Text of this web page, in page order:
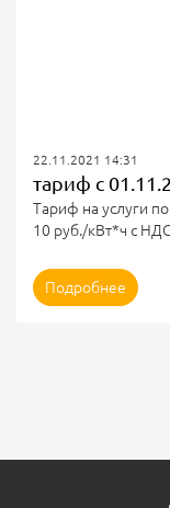
22.11.2021 14:31
тариф с
Тариф на услуги
10 руб./кВт*ч с
Подробнее